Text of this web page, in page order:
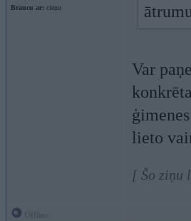
Braucu ar: cieņu
Var
lieto
[ Šo ziņu